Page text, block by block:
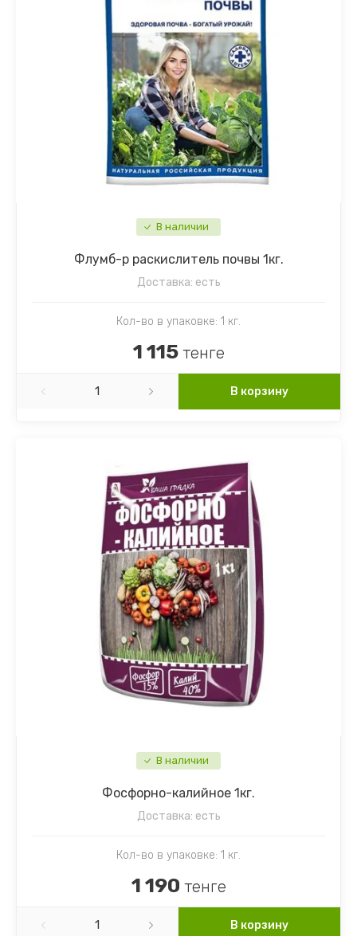
В наличии
Флумб-р раскислитель почвы 1кг.
Доставка: есть
Кол-во в упаковке: 1 кг.
1 115тенге
В корзину
В наличии
Фосфорно-калийное 1кг.
Доставка: есть
Кол-во в упаковке: 1 кг.
1 190 тенге
В корзину